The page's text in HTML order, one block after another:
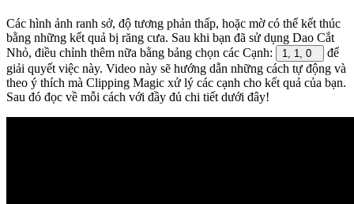
Các hình ảnh ranh sở, độ tương phản thấp, hoặc mờ có thể kết thúc
bằng những kết quả bị răng cưa. Sau khi bạn đã sử dụng Dao Cắt
Nhỏ, điều chỉnh thêm nữa bằng bảng chọn các Cạnh:
1, 1, 0
để
giải quyết việc này. Video này sẽ hướng dẫn những cách tự động và
theo ý thích mà Clipping Magic xử lý các cạnh cho kết quả của bạn.
Sau đó đọc về mỗi cách với đầy đủ chi tiết dưới đây!